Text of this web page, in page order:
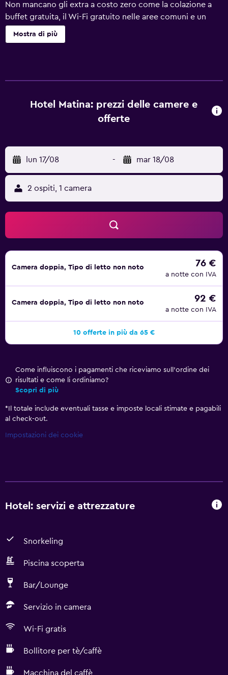
Non mancano gli extra a costo zero come la colazione a
buffet gratuita, il Wi-Fi gratuito nelle aree comuni e un
parcheggio gratuito. Altri servizi includono uno snack bar,
un bar/caffetteria e un angolo caffè nelle aree comuni.
Questo hotel di Santorini offre accesso wireless a Internet
gratuito. Le pulizie vengono eseguite tutti i giorni; inoltre,
ricreative elencate di seguito sono disponibili in loco o
nelle vicinanze. È possibile che siano a pagamento.
Mostra di più
Hotel Matina: prezzi delle camere e
offerte
lun 17/08 - mar 18/08
2 ospiti, 1 camera
Camera doppia, Tipo di letto non noto 76 €
a notte con IVA
Camera doppia, Tipo di letto non noto 92 €
a notte con IVA
10 offerte in più da 65 €
Come influiscono i pagamenti che riceviamo sull'ordine dei
risultati e come li ordiniamo?
Scopri di più
* Il totale include eventuali tasse e imposte locali stimate e pagabili
al check-out.
Impostazioni dei cookie
Hotel: servizi e attrezzature
Snorkeling
Piscina scoperta
Bar/Lounge
Servizio in camera
Wi-Fi gratis
Bollitore per tè/caffè
Macchina del caffè